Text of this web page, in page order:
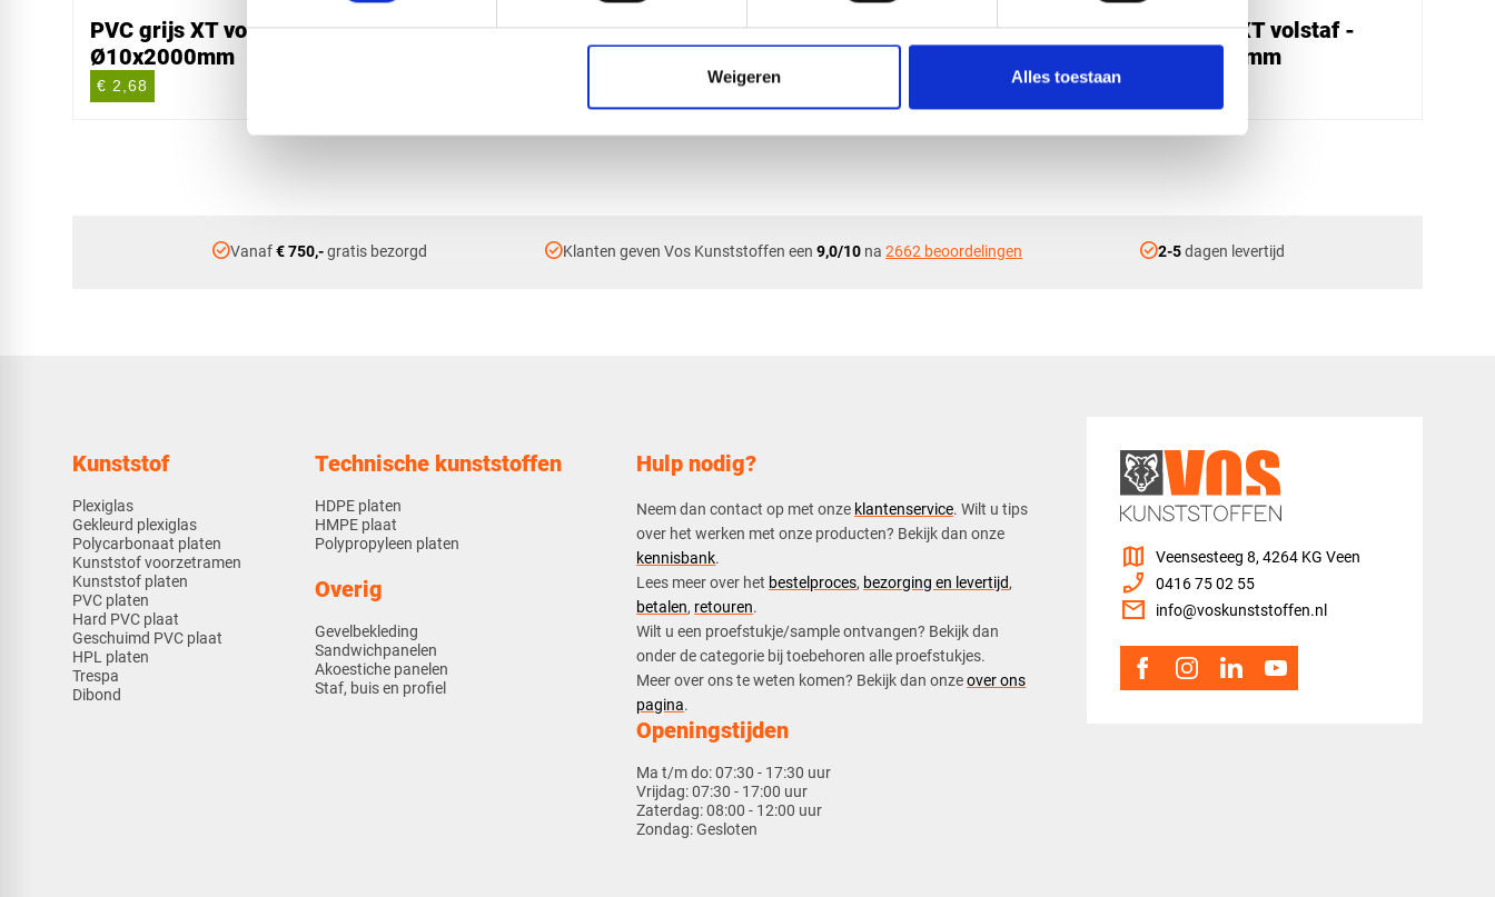
Weigeren Alles toestaan
PVC grijs XT volstaf -
Ø10x2000mm
€ 2,68
PVC grijs XT volstaf -
PVC grijs XT volstaf -
Ø25x2000mm
PVC grijs XT volstaf -
Ø30x2000mm
check_circleVanaf€ 750,-gratis bezorgd check_circleKlanten geven Vos Kunststoffen een 9,0/10 na 2662 beoordelingen check_circle2-5dagen levertijd
Kunststof
Plexiglas
Gekleurd plexiglas
Polycarbonaat platen
Kunststof voorzetramen
Kunststof platen
PVC platen
Hard PVC plaat
Geschuimd PVC plaat
HPL platen
Trespa
Dibond
Technische kunststoffen
HDPE platen
HMPE plaat
Polypropyleen platen
Overig
Gevelbekleding
Sandwichpanelen
Akoestiche panelen
Staf, buis en profiel
Hulp nodig?
Neem dan contact op met onze klantenservice. Wilt u tips
over het werken met onze producten? Bekijk dan onze
kennisbank.
​Lees meer over het bestelproces, bezorging en levertijd,
betalen, retouren.​
​Wilt u een proefstukje/sample ontvangen? Bekijk dan
onder de categorie bij toebehoren alle proefstukjes.
​​Meer over ons te weten komen? Bekijk dan onzeover ons
pagina.
Openingstijden
Ma t/m do:07:30 - 17:30 uur
Vrijdag:07:30 - 17:00 uur
Zaterdag:08:00 - 12:00 uur
Zondag:Gesloten
map Veensesteeg 8, 4264 KG Veen
phone_enabled 0416 75 02 55
mail info@voskunststoffen.nl